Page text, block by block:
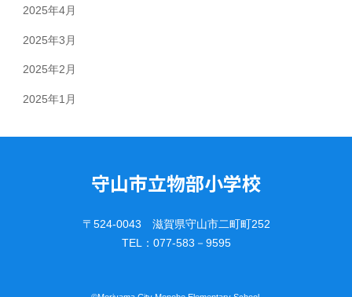
2025年4月
2025年3月
2025年2月
2025年1月
守山市立物部小学校
〒524-0043 滋賀県守山市二町町252
TEL：077-583－9595